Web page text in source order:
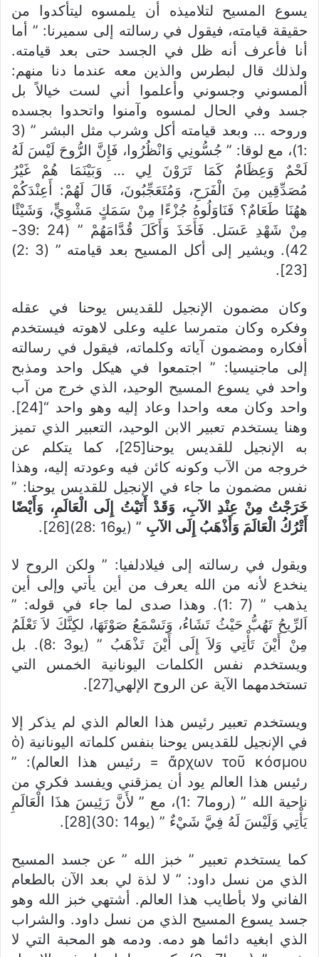
يسوع المسيح لتلاميذه أن يلمسوه ليتأكدوا من
حقيقة قيامته، فيقول في رسالته إلى سميرنا: ” أما
أنا فأعرف أنه ظل في الجسد حتى بعد قيامته.
ولذلك قال لبطرس والذين معه عندما دنا منهم:
ألمسوني وجسوني وأعلموا أني لست خيالاً بل
جسد وفي الحال لمسوه وآمنوا واتحدوا بجسده
وروحه … وبعد قيامته أكل وشرب مثل البشر ” (3
:1)، مع لوقا: ” جُسُّونِي وَانْظُرُوا، فَإِنَّ الرُّوحَ لَيْسَ لَهُ
لَحْمٌ وَعِظَامٌ كَمَا تَرَوْنَ لِي … وَبَيْنَمَا هُمْ غَيْرُ
مُصَدِّقِين مِنَ الْفَرَحِ، وَمُتَعَجِّبُونَ، قَالَ لَهُمْ: أَعِنْدَكُمْ
ههُنَا طَعَامٌ؟ فَنَاوَلُوهُ جُزْءًا مِنْ سَمَكٍ مَشْوِيٍّ، وَشَيْئًا
مِنْ شَهْدِ عَسَل. فَأَخَذَ وَأَكَلَ قُدَّامَهُمْ ” (24 :39-
42). ويشير إلى أكل المسيح بعد قيامته ” (3 :2)
[23].
وكان مضمون الإنجيل للقديس يوحنا في عقله
وفكره وكان متمرسا عليه وعلى لاهوته فيستخدم
أفكاره ومضمون آياته وكلماته، فيقول في رسالته
إلى ماجنيسيا: ” اجتمعوا في هيكل واحد ومذبح
واحد في يسوع المسيح الوحيد، الذي خرج من آب
واحد وكان معه واحدا وعاد إليه وهو واحد “[24].
وهنا يستخدم تعبير الابن الوحيد، التعبير الذي تميز
به الإنجيل للقديس يوحنا[25]، كما يتكلم عن
خروجه من الآب وكونه كائن فيه وعودته إليه، وهذا
نفس مضمون ما جاء في الإنجيل للقديس يوحنا: ”
خَرَجْتُ مِنْ عِنْدِ الآبِ، وَقَدْ أَتَيْتُ إِلَى الْعَالَمِ، وَأَيْضًا
أَتْرُكُ الْعَالَمَ وَأَذْهَبُ إِلَى الآبِ ” (يو16 :28)[26].
ويقول في رسالته إلى فيلادلفيا: ” ولكن الروح لا
ينخدع لأنه من الله يعرف من أين يأتي وإلى أين
يذهب ” (7 :1). وهذا صدى لما جاء في قوله: ”
اَلرِّيحُ تَهُبُّ حَيْثُ تَشَاءُ، وَتَسْمَعُ صَوْتَهَا، لكِنَّكَ لاَ تَعْلَمُ
مِنْ أَيْنَ تَأْتِي وَلاَ إِلَى أَيْنَ تَذْهَبُ ” (يو3 :8). بل
ويستخدم نفس الكلمات اليونانية الخمس التي
تستخدمهما الآية عن الروح الإلهي[27].
ويستخدم تعبير رئيس هذا العالم الذي لم يذكر إلا
في الإنجيل للقديس يوحنا بنفس كلماته اليونانية (ὁ
ἄρχων τοῦ κόσμου = رئيس هذا العالم): ”
رئيس هذا العالم يود أن يمزقني ويفسد فكري من
ناحية الله ” (روما7 :1)، مع ” لأَنَّ رَئِيسَ هذَا الْعَالَمِ
يَأْتِي وَلَيْسَ لَهُ فِيَّ شَيْءٌ ” (يو14 :30)[28].
كما يستخدم تعبير ” خبز الله ” عن جسد المسيح
الذي من نسل داود: ” لا لذة لي بعد الآن بالطعام
الفاني ولا بأطايب هذا العالم. أشتهي خبز الله وهو
جسد يسوع المسيح الذي من نسل داود. والشراب
الذي ابغيه دائما هو دمه. ودمه هو المحبة التي لا